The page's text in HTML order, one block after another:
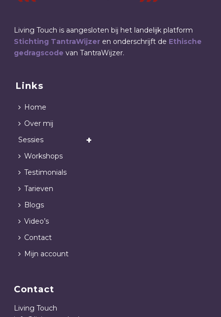
Living Touch is aangesloten bij het landelijk platform
Stichting TantraWijzer en onderschrijft de Ethische
gedragscode van TantraWijzer.
Links
Home
Over mij
Sessies
Workshops
Testimonials
Tarieven
Blogs
Video’s
Contact
Mijn account
Contact
Living Touch